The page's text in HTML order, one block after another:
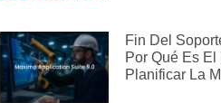
Fin Del
Por Qué Es
Planificar La